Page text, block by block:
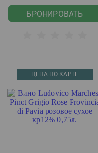
БРОНИРОВАТЬ
ЦЕНА ПО КАРТЕ